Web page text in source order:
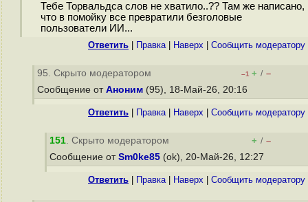
Тебе Торвальдса слов не хватило..?? Там же написано,
что в помойку все превратили безголовые
пользователи ИИ...
Ответить Правка| Наверх Cообщить модератору
95. Скрыто модератором –1 + / –
Сообщение от Аноним (95), 18-Май-26, 20:16
Ответить Правка| Наверх Cообщить модератору
151. Скрыто модератором + / –
Сообщение от Sm0ke85 (ok), 20-Май-26, 12:27
Ответить Правка| Наверх Cообщить модератору